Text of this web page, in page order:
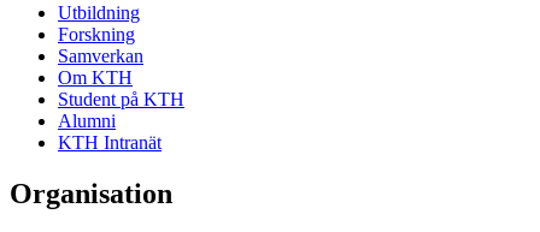
Utbildning
Forskning
Samverkan
Om KTH
Student på KTH
Alumni
KTH Intranät
Organisation